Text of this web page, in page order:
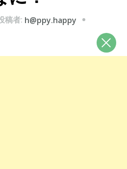
稿者: h@ppy.happy